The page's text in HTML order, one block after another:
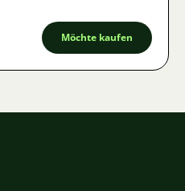
Möchte kaufen